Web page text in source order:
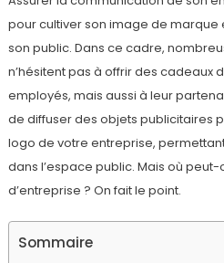
pour cultiver son image de
son public. Dans ce cadre,
n’hésitent pas à offrir des cadeaux
employés, mais aussi à leur
de diffuser des objets publicitaires
logo de votre entreprise,
dans l’espace public. Mais où
d’entreprise ? On fait le point.
Sommaire